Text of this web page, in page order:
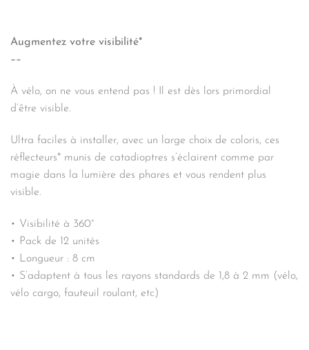
Augmentez votre visibilité*
––
À vélo, on ne vous entend pas ! Il est dès lors primordial
d’être visible.
Ultra faciles à installer, avec un large choix de coloris, ces
réflecteurs* munis de catadioptres s’éclairent comme par
magie dans la lumière des phares et vous rendent plus
visible.
• Visibilité à 360°
• Pack de 12 unités
• Longueur : 8 cm
• S’adaptent à tous les rayons standards de 1,8 à 2 mm (vélo,
vélo cargo, fauteuil roulant, etc)